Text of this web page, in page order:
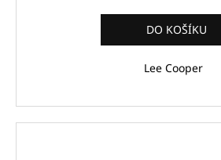
DO KOŠÍKU
Lee Cooper